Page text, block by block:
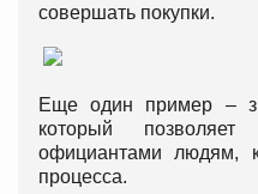
совершать покупки.
Еще один пример –
который
официантами людям,
процесса.